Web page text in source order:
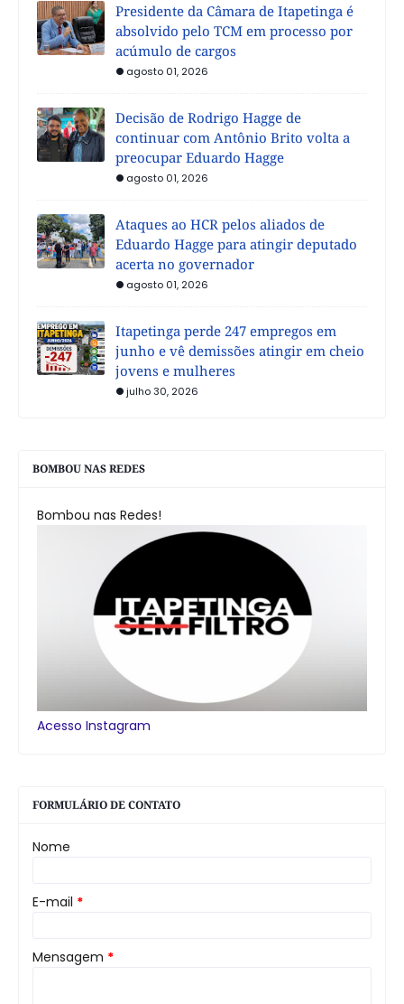
Presidente da Câmara de Itapetinga é
absolvido pelo TCM em processo por
acúmulo de cargos
agosto 01, 2026
Decisão de Rodrigo Hagge de
continuar com Antônio Brito volta a
preocupar Eduardo Hagge
agosto 01, 2026
Ataques ao HCR pelos aliados de
Eduardo Hagge para atingir deputado
acerta no governador
agosto 01, 2026
Itapetinga perde 247 empregos em
junho e vê demissões atingir em cheio
jovens e mulheres
julho 30, 2026
BOMBOU NAS REDES
Bombou nas Redes!
Acesso Instagram
FORMULÁRIO DE CONTATO
Nome
E-mail *
Mensagem *